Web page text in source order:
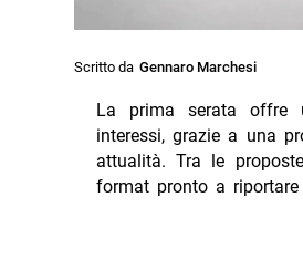
Scritto da Gennaro Marchesi
La prima serata offre
interessi, grazie a una
attualità. Tra le
format pronto a